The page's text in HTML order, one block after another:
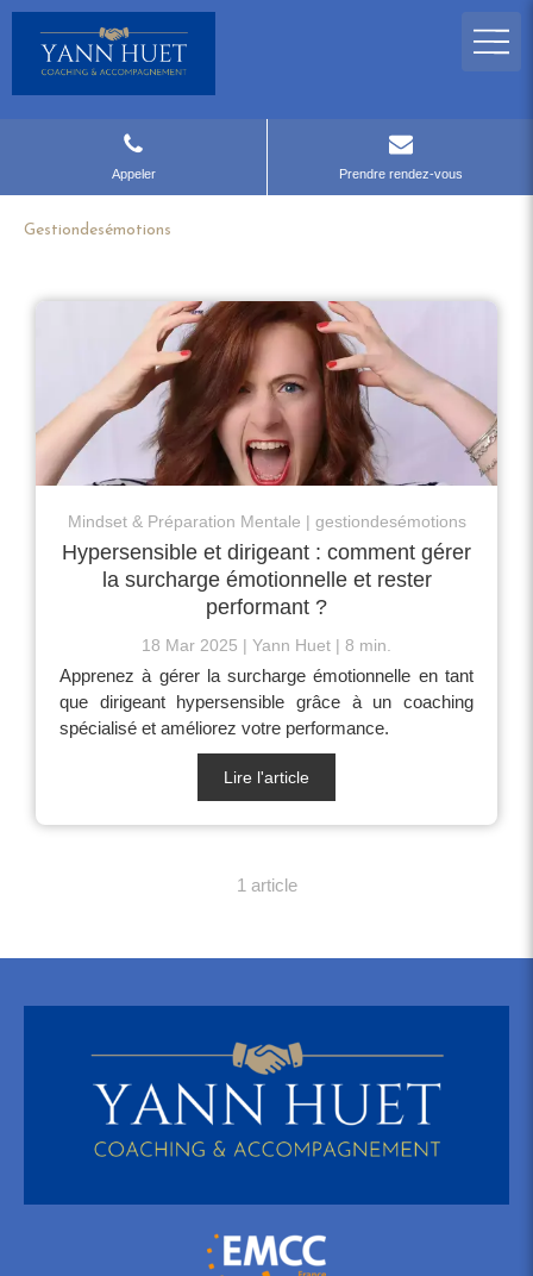
Appeler Prendre rendez-vous
Gestiondesémotions
Mindset & Préparation Mentale gestiondesémotions
Hypersensible et dirigeant : comment gérer
la surcharge émotionnelle et rester
performant ?
18 Mar 2025 Yann Huet 8 min.
Apprenez à gérer la surcharge émotionnelle en tant
que dirigeant hypersensible grâce à un coaching
spécialisé et améliorez votre performance.
Lire l'article
1 article